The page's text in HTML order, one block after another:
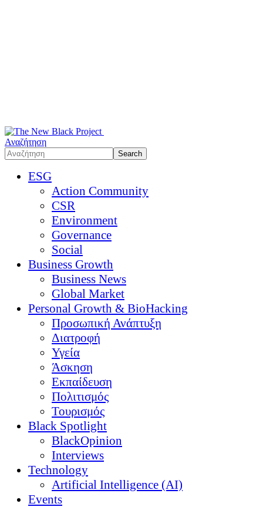
Αναζήτηση
ESG
Action Community
CSR
Environment
Governance
Social
Business Growth
Business News
Global Market
Personal Growth & BioHacking
Προσωπική Ανάπτυξη
Διατροφή
Υγεία
Άσκηση
Εκπαίδευση
Πολιτισμός
Τουρισμός
Black Spotlight
BlackOpinion
Interviews
Technology
Artificial Intelligence (AI)
Events